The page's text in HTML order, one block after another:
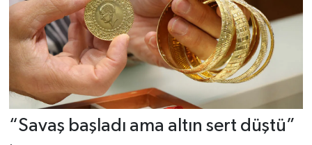
“Savaş başladı ama altın sert düştü”